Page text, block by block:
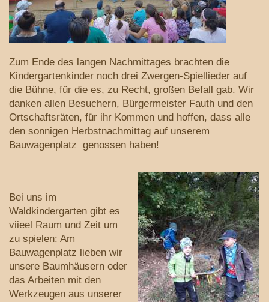
Zum Ende des langen Nachmittages brachten die
Kindergartenkinder noch drei Zwergen-Spiellieder auf
die Bühne, für die es, zu Recht, großen Befall gab. Wir
danken allen Besuchern, Bürgermeister Fauth und den
Ortschaftsräten, für ihr Kommen und hoffen, dass alle
den sonnigen Herbstnachmittag auf unserem
Bauwagenplatz genossen haben!
Bei uns im
Waldkindergarten gibt es
viieel Raum und Zeit um
zu spielen: Am
Bauwagenplatz lieben wir
unsere Baumhäusern oder
das Arbeiten mit den
Werkzeugen aus unserer